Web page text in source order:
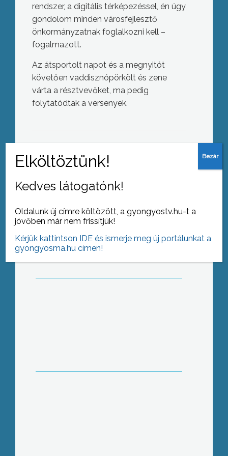
rendszer, a digitális térképezéssel, én úgy
gondolom minden városfejlesztő
önkormányzatnak foglalkozni kell –
fogalmazott.
Az átsportolt napot és a megnyitót
követően vaddisznópörkölt és zene
várta a résztvevőket, ma pedig
folytatódtak a versenyek.
AZ AKTUÁLIS NAPI HÍREI
Jászárokszállási nyár
Nyári műszaki leállás
Nemzetközi együttműködés
Kormányablakok: hosszabb nyitva
Kedves látogatónk!
Oldalunk új címre költözött, a gyongyostv.hu-t a
jövőben már nem frissítjük!
Kérjük kattintson IDE és ismerje meg új portálunkat a
gyongyosma.hu címen!